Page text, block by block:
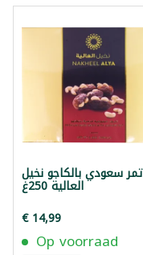
تمر سعودي بالكاجو نخيل
العالية 250غ
€ 14,99
Op voorraad